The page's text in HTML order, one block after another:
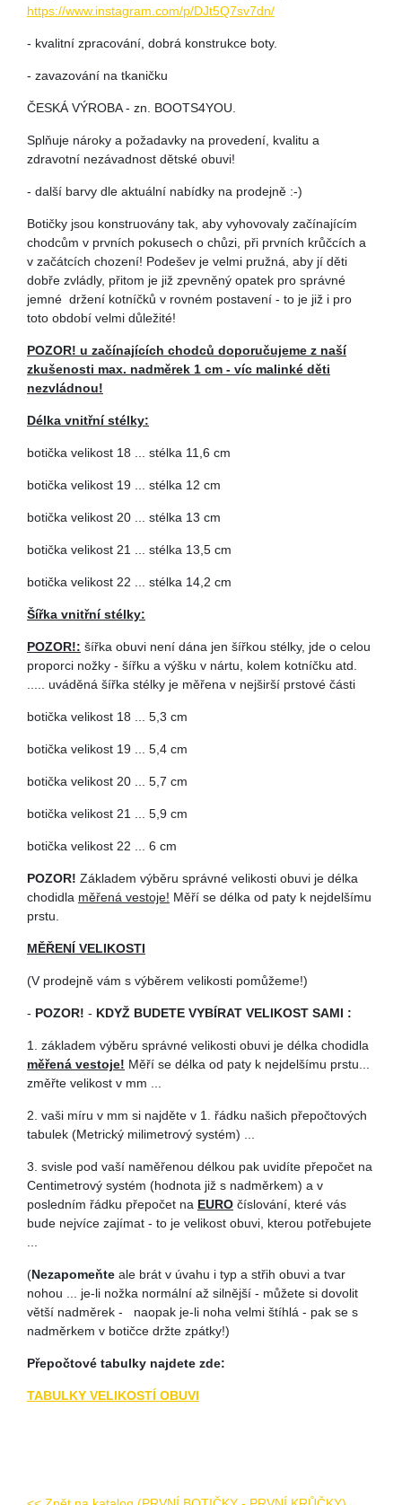
https://www.instagram.com/p/DJt5Q7sv7dn/
- kvalitní zpracování, dobrá konstrukce boty.
- zavazování na tkaničku
ČESKÁ VÝROBA - zn. BOOTS4YOU.
Splňuje nároky a požadavky na provedení, kvalitu a
zdravotní nezávadnost dětské obuvi!
- další barvy dle aktuální nabídky na prodejně :-)
Botičky jsou konstruovány tak, aby vyhovovaly začínajícím
chodcům v prvních pokusech o chůzi, při prvních krůčcích a
v začátcích chození! Podešev je velmi pružná, aby jí děti
dobře zvládly, přitom je již zpevněný opatek pro správné
jemné držení kotníčků v rovném postavení - to je již i pro
toto období velmi důležité!
POZOR! u začínajících chodců doporučujeme z naší
zkušenosti max. nadměrek 1 cm - víc malinké děti
nezvládnou!
Délka vnitřní stélky:
botička velikost 18 ... stélka 11,6 cm
botička velikost 19 ... stélka 12 cm
botička velikost 20 ... stélka 13 cm
botička velikost 21 ... stélka 13,5 cm
botička velikost 22 ... stélka 14,2 cm
Šířka vnitřní stélky:
POZOR!: šířka obuvi není dána jen šířkou stélky, jde o celou
proporci nožky - šířku a výšku v nártu, kolem kotníčku atd.
..... uváděná šířka stélky je měřena v nejširší prstové části
botička velikost 18 ... 5,3 cm
botička velikost 19 ... 5,4 cm
botička velikost 20 ... 5,7 cm
botička velikost 21 ... 5,9 cm
botička velikost 22 ... 6 cm
POZOR! Základem výběru správné velikosti obuvi je délka
chodidla měřená vestoje! Měří se délka od paty k nejdelšímu
prstu.
MĚŘENÍ VELIKOSTI
(V prodejně vám s výběrem velikosti pomůžeme!)
- POZOR! - KDYŽ BUDETE VYBÍRAT VELIKOST SAMI :
1. základem výběru správné velikosti obuvi je délka chodidla
měřená vestoje! Měří se délka od paty k nejdelšímu prstu...
změřte velikost v mm ...
2. vaši míru v mm si najděte v 1. řádku našich přepočtových
tabulek (Metrický milimetrový systém) ...
3. svisle pod vaší naměřenou délkou pak uvidíte přepočet na
Centimetrový systém (hodnota již s nadměrkem) a v
posledním řádku přepočet na EURO číslování, které vás
bude nejvíce zajímat - to je velikost obuvi, kterou potřebujete
(Nezapomeňte ale brát v úvahu i typ a střih obuvi a tvar
nohou ... je-li nožka normální až silnější - můžete si dovolit
větší nadměrek - naopak je-li noha velmi štíhlá - pak se s
nadměrkem v botičce držte zpátky!)
Přepočtové tabulky najdete zde:
TABULKY VELIKOSTÍ OBUVI